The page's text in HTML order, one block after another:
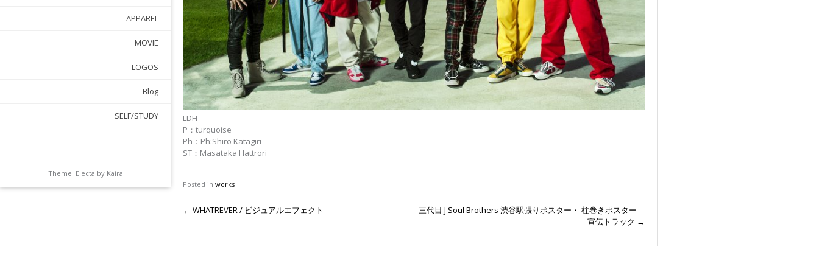
APPAREL
MOVIE
LOGOS
Blog
SELF/STUDY
Theme: Electa by Kaira
LDH
P：turquoise
Ph：Ph:Shiro Katagiri
ST：Masataka Hattrori
Posted in works
← WHATREVER / ビジュアルエフェクト
三代目 J Soul Brothers 渋谷駅張りポスター・ 柱巻きポスター
宣伝トラック →